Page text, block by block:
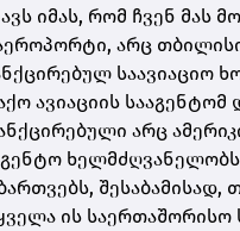
იმას, რომ ჩვენ მას
არც
საავიაციო
ავიაციის
არც
შესაბამისად,
ის